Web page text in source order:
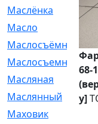
Маслёнка
Масло
Маслосъёмные
Маслосъемные
Масляная
Маслянный
Маховик
68-
у]